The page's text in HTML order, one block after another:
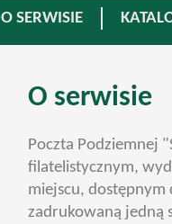
O SERWISIE
O serwisie
Poczta Podziemnej
filatelistycznym,
miejscu, dostępnym
zadrukowaną jedną